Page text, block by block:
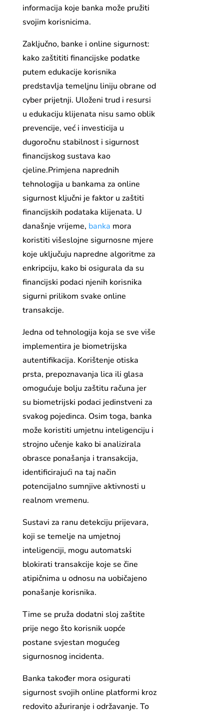
informacija koje banka može pružiti
svojim korisnicima.
Zaključno, banke i online sigurnost:
kako zaštititi financijske podatke
putem edukacije korisnika
predstavlja temeljnu liniju obrane od
cyber prijetnji. Uloženi trud i resursi
u edukaciju klijenata nisu samo oblik
prevencije, već i investicija u
dugoročnu stabilnost i sigurnost
financijskog sustava kao
cjeline.Primjena naprednih
tehnologija u bankama za online
sigurnost ključni je faktor u zaštiti
financijskih podataka klijenata. U
današnje vrijeme, banka mora
koristiti višeslojne sigurnosne mjere
koje uključuju napredne algoritme za
enkripciju, kako bi osigurala da su
financijski podaci njenih korisnika
sigurni prilikom svake online
transakcije.
Jedna od tehnologija koja se sve više
implementira je biometrijska
autentifikacija. Korištenje otiska
prsta, prepoznavanja lica ili glasa
omogućuje bolju zaštitu računa jer
su biometrijski podaci jedinstveni za
svakog pojedinca. Osim toga, banka
može koristiti umjetnu inteligenciju i
strojno učenje kako bi analizirala
obrasce ponašanja i transakcija,
identificirajući na taj način
potencijalno sumnjive aktivnosti u
realnom vremenu.
Sustavi za ranu detekciju prijevara,
koji se temelje na umjetnoj
inteligenciji, mogu automatski
blokirati transakcije koje se čine
atipičnima u odnosu na uobičajeno
ponašanje korisnika.
Time se pruža dodatni sloj zaštite
prije nego što korisnik uopće
postane svjestan mogućeg
sigurnosnog incidenta.
Banka također mora osigurati
sigurnost svojih online platformi kroz
redovito ažuriranje i održavanje. To